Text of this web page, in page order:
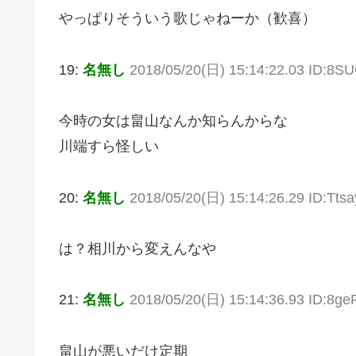
やっぱりそういう歌じゃねーか（歓喜）
19: 名無し 2018/05/20(日) 15:14:22.03
今時の女は畠山なんか知らんからな
川端すら怪しい
20: 名無し 2018/05/20(日) 15:14:26.29
は？相川から変えんなや
21: 名無し 2018/05/20(日) 15:14:36.93
畠山が悪いだけ定期